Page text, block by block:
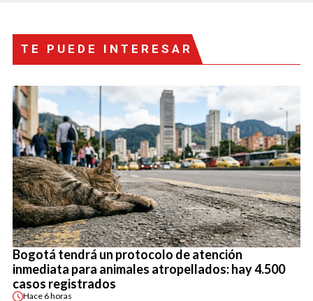
TE PUEDE INTERESAR
Bogotá tendrá un protocolo de atención
inmediata para animales atropellados: hay 4.500
casos registrados
Hace 6 horas